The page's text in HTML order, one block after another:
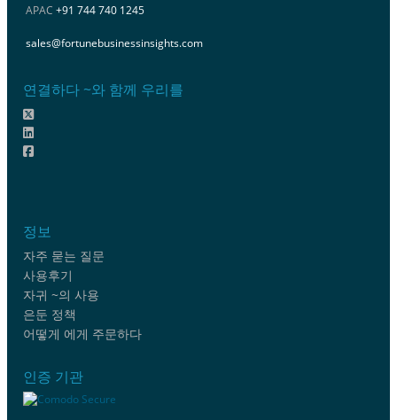
APAC +91 744 740 1245
sales@fortunebusinessinsights.com
연결하다 ~와 함께 우리를
정보
자주 묻는 질문
사용후기
자귀 ~의 사용
은둔 정책
어떻게 에게 주문하다
인증 기관